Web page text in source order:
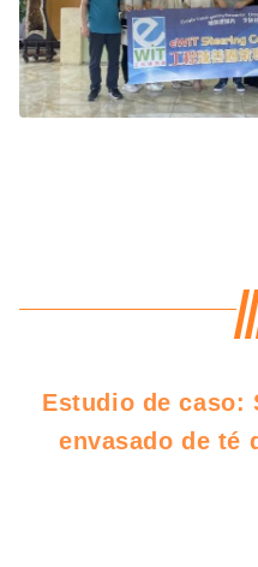
Estudio de caso:
envasado de té